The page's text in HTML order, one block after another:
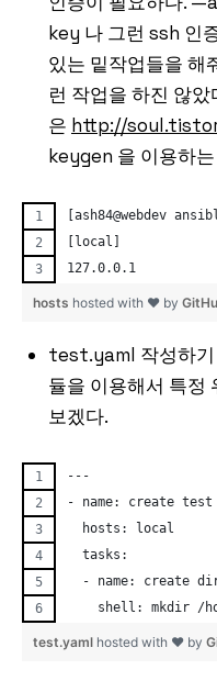
key 나 그런 ssh 인
있는 밑작업들을 해
런 작업을 하진 않았
은 http://
keygen 을 이용하
[ash84@webdev
[local]
127.0.0.1
hosts hosted with ❤ by
test.yaml 작성하기
듈을 이용해서 특
보겠다.
---
- name: create
  hosts: local
  tasks:
- name: create
shell: mkdir /
test.yaml hosted with ❤ by